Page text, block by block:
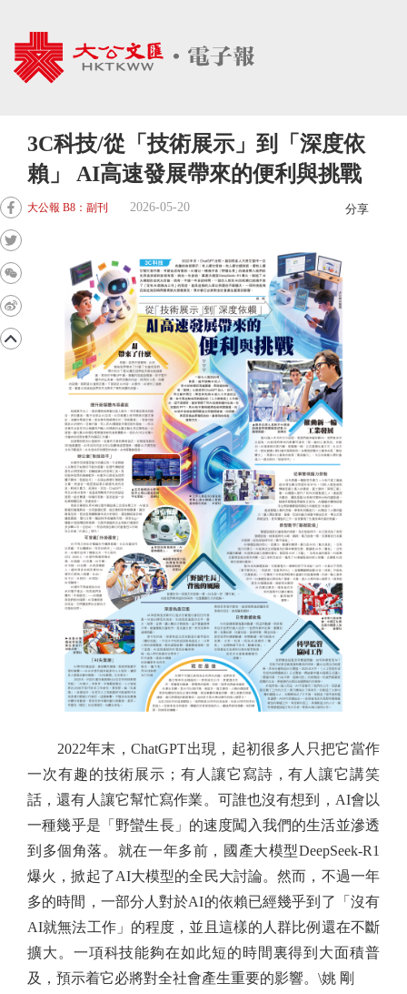
3C科技/從「技術展示」到「深度依
賴」 AI高速發展帶來的便利與挑戰
大公報 B8：副刊 2026-05-20 分享
2022年末，ChatGPT出現，起初很多人只把它當作
一次有趣的技術展示；有人讓它寫詩，有人讓它講笑
話，還有人讓它幫忙寫作業。可誰也沒有想到，AI會以
一種幾乎是「野蠻生長」的速度闖入我們的生活並滲透
到多個角落。就在一年多前，國產大模型DeepSeek-R1
爆火，掀起了AI大模型的全民大討論。然而，不過一年
多的時間，一部分人對於AI的依賴已經幾乎到了「沒有
AI就無法工作」的程度，並且這樣的人群比例還在不斷
擴大。一項科技能夠在如此短的時間裏得到大面積普
及，預示着它必將對全社會產生重要的影響。\姚 剛